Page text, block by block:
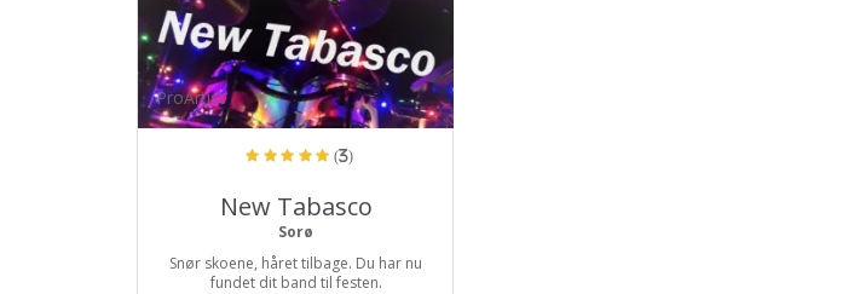
ProArtist
(3)
New Tabasco
Sorø
Snør skoene, håret tilbage. Du har nu
fundet dit band til festen.